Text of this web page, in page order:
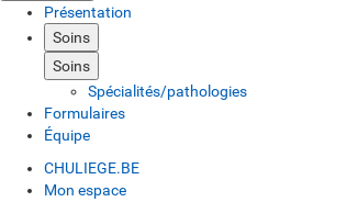
Présentation
Soins
Soins
Spécialités/pathologies
Formulaires
Équipe
CHULIEGE.BE
Mon espace